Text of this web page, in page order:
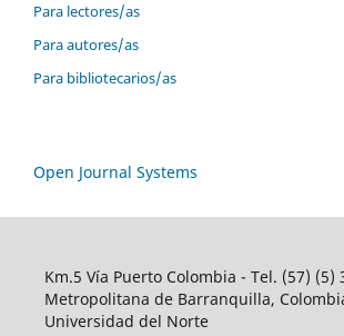
Para lectores/as
Para autores/as
Para bibliotecarios/as
Open Journal Systems
Km.5 Vía Puerto Colombia - Tel. (57) (5)
Metropolitana de Barranquilla,
Universidad del Norte